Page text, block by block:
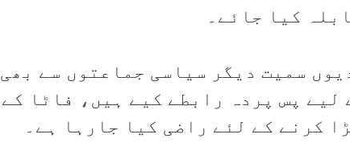
کیا جائے۔
سمیت دیگر سیاسی جماعتوں سے بھی
لیے پس پردہ رابطے کیے ہیں، فاٹا کے
کرنے کے لئے راضی کیا جارہا ہے۔